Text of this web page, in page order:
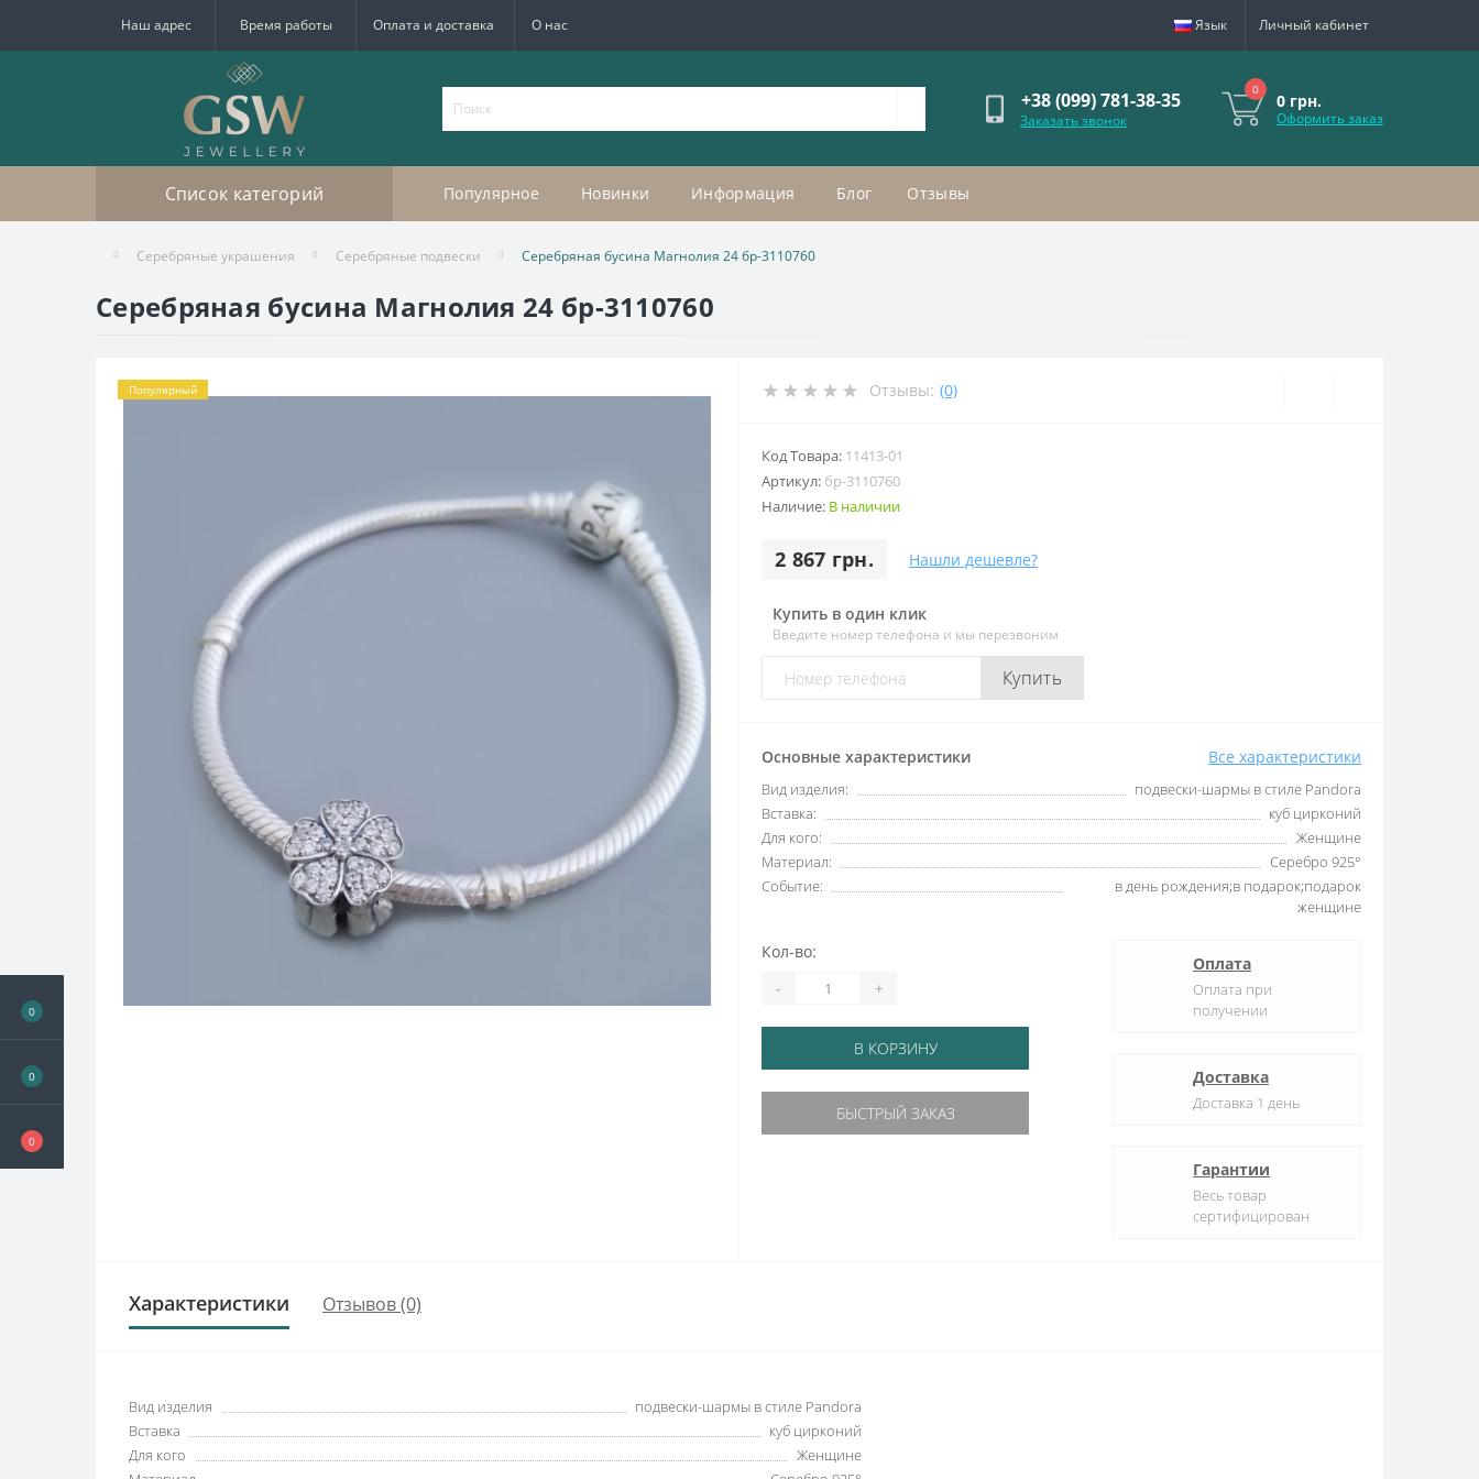
0
0
0
Наш адрес Время работы Оплата и доставка О нас Язык Личный кабинет
+38 (099) 781-38-35
Заказать звонок
0
0 грн.
Оформить заказ
Список категорий Популярное Новинки Информация Блог Отзывы
Серебряные украшения Серебряные подвески Серебряная бусина Магнолия 24 бр-3110760
Серебряная бусина Магнолия 24 бр-3110760
Популярный Отзывы: (0)
Код Товара: 11413-01
Артикул: бр-3110760
Наличие: В наличии
2 867 грн. Нашли дешевле?
Купить в один клик
Введите номер телефона и мы перезвоним
Купить
Основные характеристики Все характеристики
Вид изделия:
подвески-шармы в стиле Pandora
Вставка:
куб цирконий
Для кого:
Женщине
Материал:
Серебро 925°
Событие:
в день рождения;в подарок;подарок
женщине
Кол-во:
- +
В КОРЗИНУ
БЫСТРЫЙ ЗАКАЗ
Оплата
Оплата при
получении
Доставка
Доставка 1 день
Гарантии
Весь товар
сертифицирован
Характеристики Отзывов (0)
Вид изделия
подвески-шармы в стиле Pandora
Вставка
куб цирконий
Для кого
Женщине